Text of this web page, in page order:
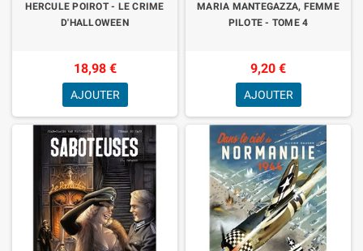
HERCULE POIROT - LE CRIME
D'HALLOWEEN
18,98 €
AJOUTER
MARIA MANTEGAZZA, FEMME
PILOTE - TOME 4
9,20 €
AJOUTER